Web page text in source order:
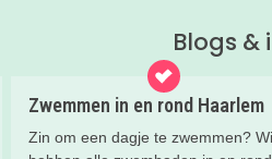
Blogs &
Zwemmen in en rond Haarlem
Zin om een dagje te zwemmen?